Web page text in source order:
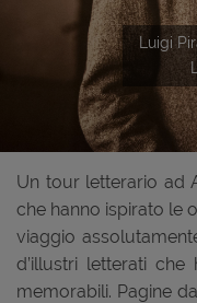
Luigi
Un tour letterario ad
che hanno ispirato le
viaggio
d’illustri letterati
memorabili. Pagine